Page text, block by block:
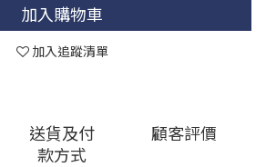
加入購物車
加入追蹤清單
送貨及付
款方式
顧客評價